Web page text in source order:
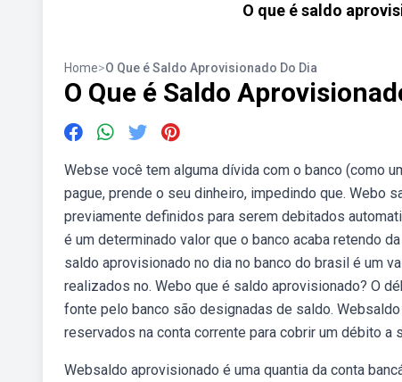
O que é saldo
Home>O Que é Saldo Aprovisionado Do Dia
O Que é Saldo
Webse você tem alguma dívida com o banco (como
pague, prende o seu dinheiro, impedindo que. Webo
previamente definidos para serem debitados
é um determinado valor que o banco acaba retendo
saldo aprovisionado no dia no banco do brasil é um
realizados no. Webo que é saldo aprovisionado? O
fonte pelo banco são designadas de saldo.
reservados na conta corrente para cobrir um débito
Websaldo aprovisionado é uma quantia da conta